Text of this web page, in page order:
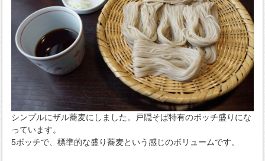
シンプルにザル蕎麦にしました。戸隠そば特有のボッチ盛りにな
っています。
5ボッチで、標準的な盛り蕎麦という感じのボリュームです。